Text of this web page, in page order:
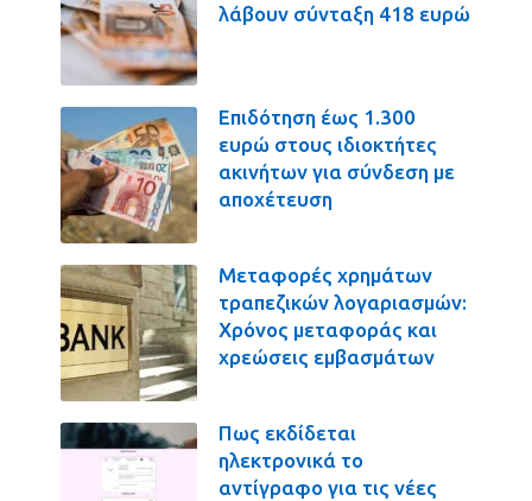
λάβουν σύνταξη 418 ευρώ
Επιδότηση έως 1.300
ευρώ στους ιδιοκτήτες
ακινήτων για σύνδεση με
αποχέτευση
Μεταφορές χρημάτων
τραπεζικών λογαριασμών:
Χρόνος μεταφοράς και
χρεώσεις εμβασμάτων
Πως εκδίδεται
ηλεκτρονικά το
αντίγραφο για τις νέες